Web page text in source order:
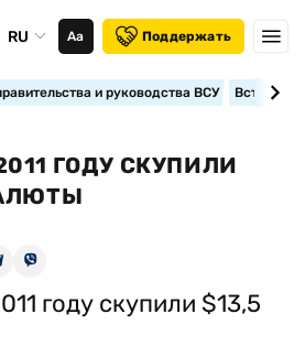
RU Аа Поддержать
и руководства ВСУ
ГОДУ СКУПИЛИ